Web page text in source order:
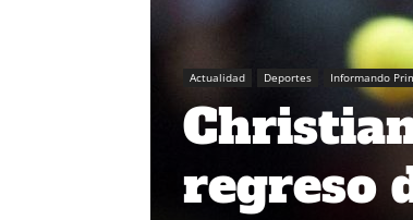
Actualidad Deportes Informando
regreso